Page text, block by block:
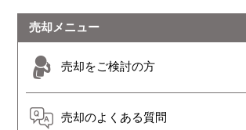
売却メニュー
売却をご検討の方
売却のよくある質問